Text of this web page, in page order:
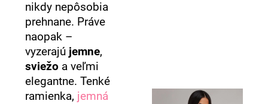
nikdy nepôsobia
prehnane. Práve
naopak –
vyzerajú jemne,
sviežo a veľmi
elegantne. Tenké
ramienka, jemná